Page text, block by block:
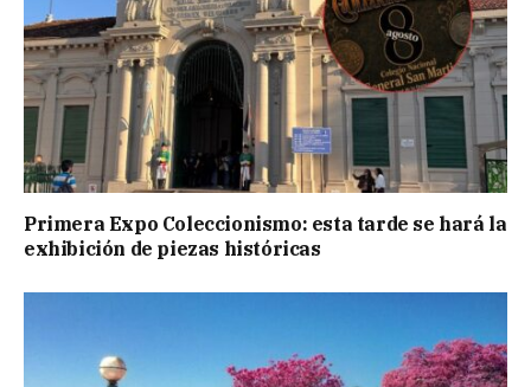
Primera Expo Coleccionismo: esta tarde se hará la
exhibición de piezas históricas